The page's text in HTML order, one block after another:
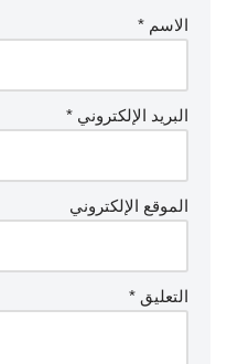
الاسم *
البريد الإلكتروني *
الموقع الإلكتروني
التعليق *